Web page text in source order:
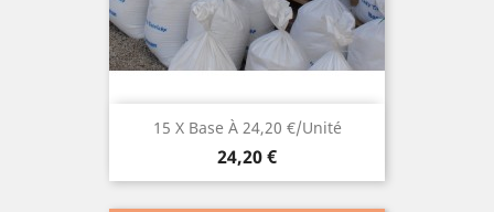
15 X Base À 24,20 €/unité
Prix
24,20 €